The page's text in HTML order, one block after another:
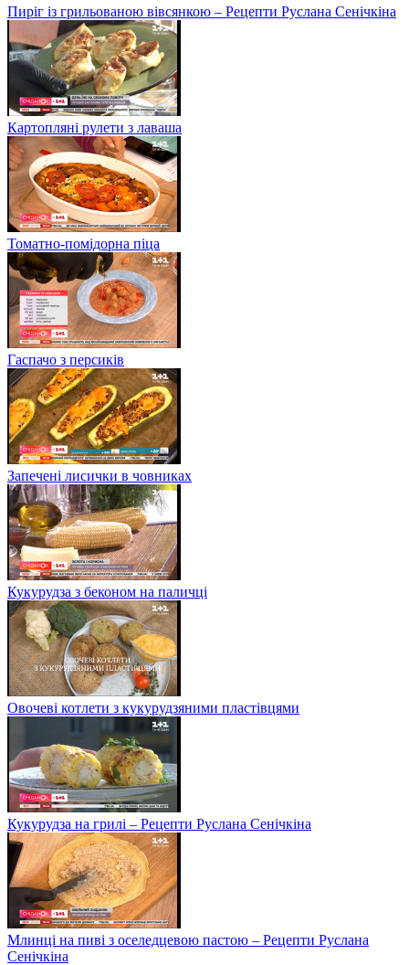
Пиріг із грильованою вівсянкою – Рецепти Руслана Сенічкіна
Картопляні рулети з лаваша
Томатно-помідорна піца
Гаспачо з персиків
Запечені лисички в човниках
Кукурудза з беконом на паличці
Овочеві котлети з кукурудзяними пластівцями
Кукурудза на грилі – Рецепти Руслана Сенічкіна
Млинці на пиві з оселедцевою пастою – Рецепти Руслана
Сенічкіна